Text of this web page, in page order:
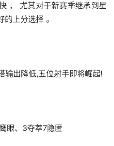
， 尤其对于新赛季继承到星
的上分选择 。
眼、3夺萃7隐匿